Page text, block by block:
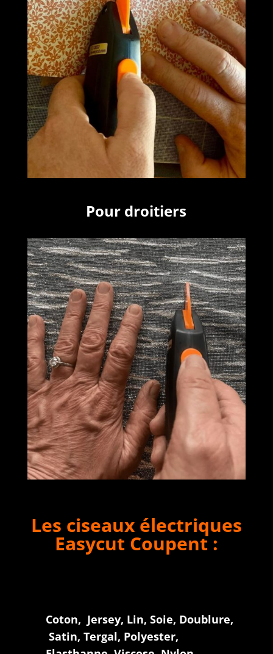
Pour droitiers
Les ciseaux électriques
Easycut Coupent :
Coton, Jersey, Lin, Soie, Doublure,
Satin, Tergal, Polyester,